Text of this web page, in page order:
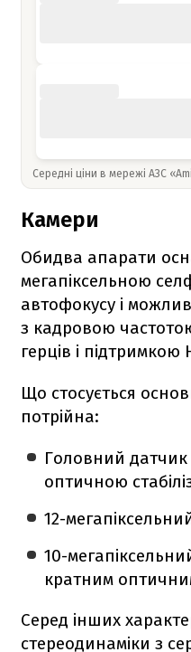
Середні ціни в мережі АЗС
Камери
Обидва апарати
мегапіксельною
автофокусу і
з кадровою
герців і підтримкою
Що стосується
потрійна:
Головний датчик
оптичною
12-
10-
кратним
Серед інших
стереодинаміки з